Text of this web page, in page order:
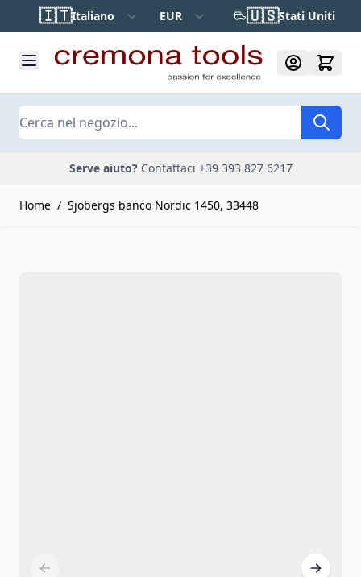
Salta al contenuto
🇮🇹Italiano EUR 🇺🇸Stati Uniti
Cerca
Serve aiuto? Contattaci +39 393 827 6217
Home / Sjöbergs banco Nordic 1450, 33448